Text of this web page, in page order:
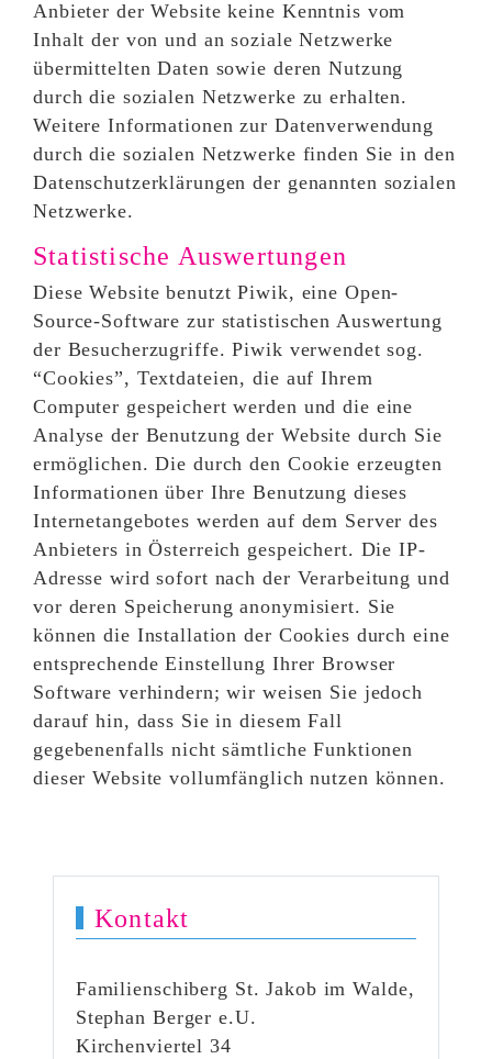
Anbieter der Website keine Kenntnis vom
Inhalt der von und an soziale Netzwerke
übermittelten Daten sowie deren Nutzung
durch die sozialen Netzwerke zu erhalten.
Weitere Informationen zur Datenverwendung
durch die sozialen Netzwerke finden Sie in den
Datenschutzerklärungen der genannten sozialen
Netzwerke.
Statistische Auswertungen
Diese Website benutzt Piwik, eine Open-
Source-Software zur statistischen Auswertung
der Besucherzugriffe. Piwik verwendet sog.
“Cookies”, Textdateien, die auf Ihrem
Computer gespeichert werden und die eine
Analyse der Benutzung der Website durch Sie
ermöglichen. Die durch den Cookie erzeugten
Informationen über Ihre Benutzung dieses
Internetangebotes werden auf dem Server des
Anbieters in Österreich gespeichert. Die IP-
Adresse wird sofort nach der Verarbeitung und
vor deren Speicherung anonymisiert. Sie
können die Installation der Cookies durch eine
entsprechende Einstellung Ihrer Browser
Software verhindern; wir weisen Sie jedoch
darauf hin, dass Sie in diesem Fall
gegebenenfalls nicht sämtliche Funktionen
dieser Website vollumfänglich nutzen können.
Kontakt
Familienschiberg St. Jakob im Walde,
Stephan Berger e.U.
Kirchenviertel 34